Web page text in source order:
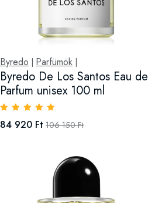
Byredo Parfümök|
Byredo De Los Santos Eau de
Parfum unisex 100 ml
84 920 Ft 106 150 Ft